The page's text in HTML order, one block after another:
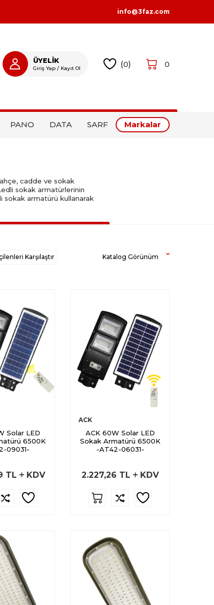
info@3faz.com
ÜYELİK
Giriş Yap / Kayıt Ol (0) 0
PANO DATA SARF Markalar
cadde ve sokak
sokak armatürlerinin
sokak armatürü kullanarak
Karşılaştır Katalog Görünüm
Solar LED
6500K
09031-
TL KDV
ACK
ACK 60W Solar LED
Sokak Armatürü 6500K
-AT42-06031-
2.227,26 TL KDV